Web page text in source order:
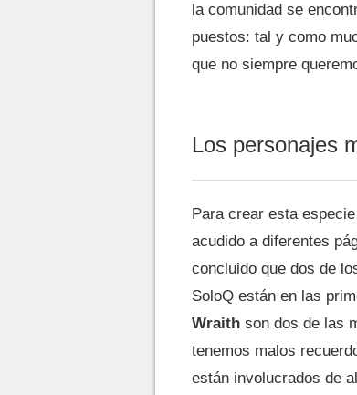
la comunidad se
puestos: tal y como
que no siempre
Los personajes
Para crear esta
acudido a diferentes
concluido que dos de
SoloQ están en las
Wraith son dos de las
tenemos malos
están involucrados de